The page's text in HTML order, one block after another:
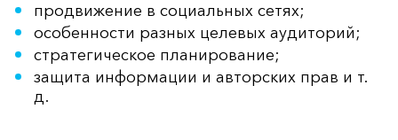
продвижение в социальных сетях;
особенности разных целевых аудиторий;
стратегическое планирование;
защита информации и авторских прав и т.
д.